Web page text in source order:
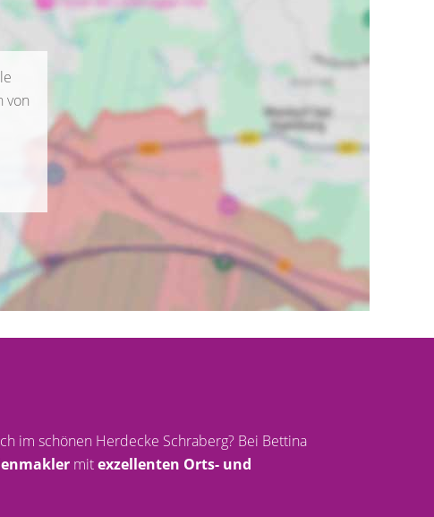
von
im schönen Herdecke Schraberg? Bei Bettina
mitexzellenten Orts- und